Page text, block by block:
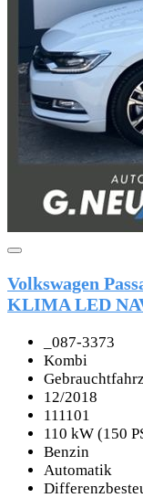
Volkswagen
KLIMA LED
_087-3373
Kombi
12/2018
111101
110 kW (150
Benzin
Automatik